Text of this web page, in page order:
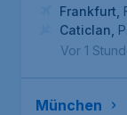
Frankfurt
Caticlan
Vor 1
München